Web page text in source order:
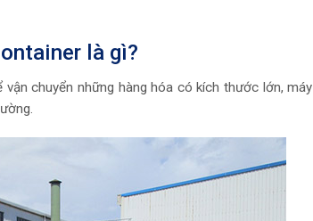
là gì?
chuyển những hàng hóa có kích thước lớn,